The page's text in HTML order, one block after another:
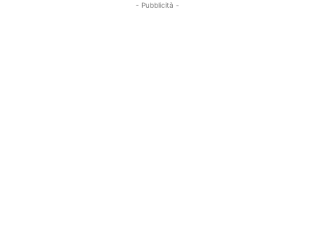
- Pubblicità -